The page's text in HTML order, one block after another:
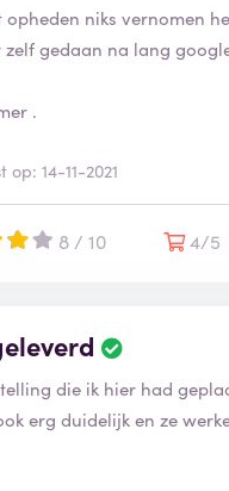
niks vernomen
zelf gedaan na lang
.
op: 14-11-2021
8 / 10 4/5
die ik hier had
erg duidelijk en ze